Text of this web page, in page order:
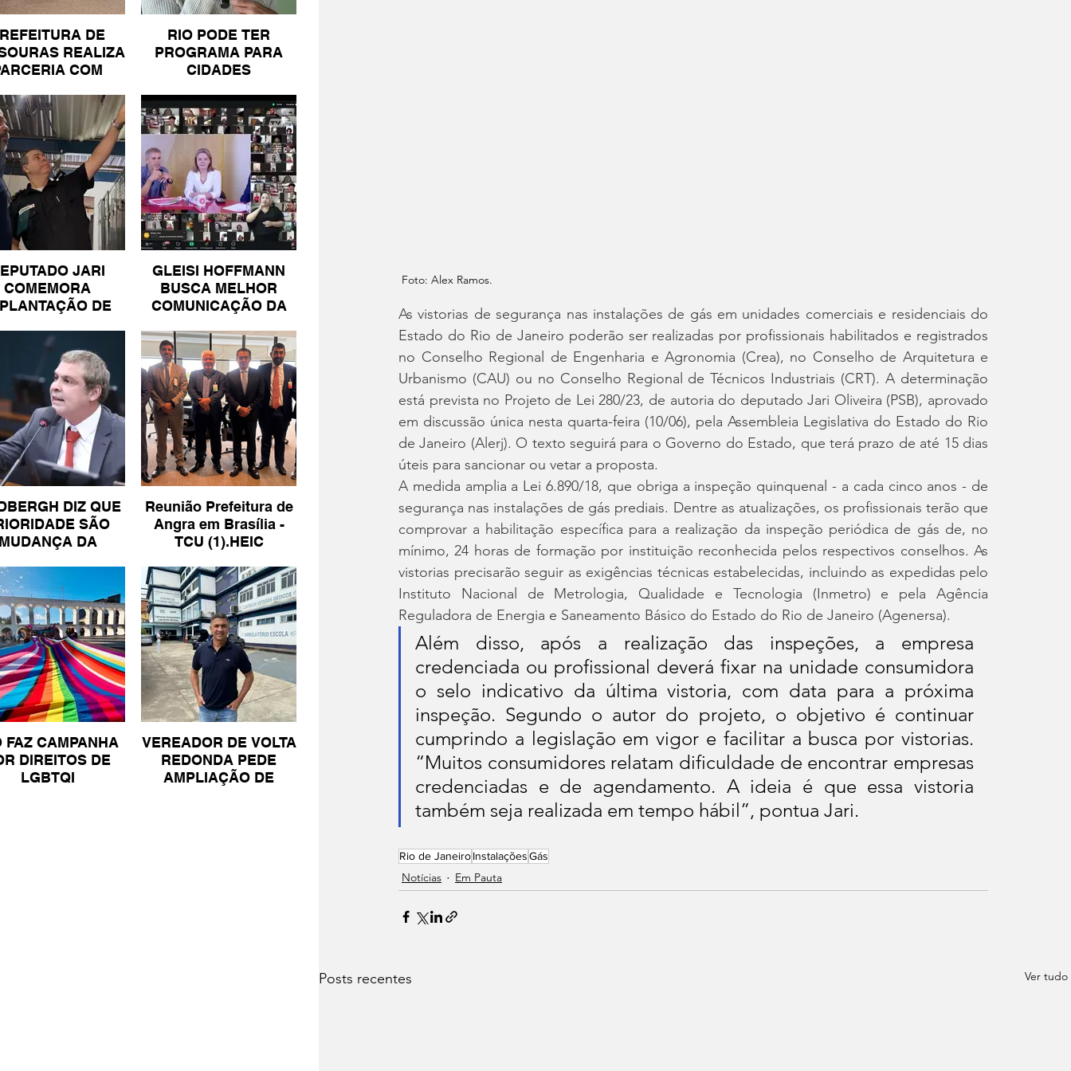
DE
REALIZA
COM
RIO PODE TER
PROGRAMA PARA
CIDADES
JARI
COMEMORA
DE
GLEISI HOFFMANN
BUSCA MELHOR
COMUNICAÇÃO DA
DIZ QUE
SÃO
DA
DE IR
Reunião Prefeitura de
Angra em Brasília -
TCU (1).HEIC
FAZ CAMPANHA
DIREITOS DE
LGBTQI
VEREADOR DE VOLTA
REDONDA PEDE
AMPLIAÇÃO DE
Foto: Alex Ramos.
As vistorias de segurança nas instalações de gás em unidades comerciais e residenciais do
Estado do Rio de Janeiro poderão ser realizadas por profissionais habilitados e registrados
no Conselho Regional de Engenharia e Agronomia (Crea), no Conselho de Arquitetura e
Urbanismo (CAU) ou no Conselho Regional de Técnicos Industriais (CRT). A determinação
está prevista no Projeto de Lei 280/23, de autoria do deputado Jari Oliveira (PSB), aprovado
em discussão única nesta quarta-feira (10/06), pela Assembleia Legislativa do Estado do Rio
de Janeiro (Alerj). O texto seguirá para o Governo do Estado, que terá prazo de até 15 dias
úteis para sancionar ou vetar a proposta.
A medida amplia a Lei 6.890/18, que obriga a inspeção quinquenal - a cada cinco anos - de
segurança nas instalações de gás prediais. Dentre as atualizações, os profissionais terão que
comprovar a habilitação específica para a realização da inspeção periódica de gás de, no
mínimo, 24 horas de formação por instituição reconhecida pelos respectivos conselhos. As
vistorias precisarão seguir as exigências técnicas estabelecidas, incluindo as expedidas pelo
Instituto Nacional de Metrologia, Qualidade e Tecnologia (Inmetro) e pela Agência
Reguladora de Energia e Saneamento Básico do Estado do Rio de Janeiro (Agenersa).
Além disso, após a realização das inspeções, a empresa
credenciada ou profissional deverá fixar na unidade consumidora
o selo indicativo da última vistoria, com data para a próxima
inspeção. Segundo o autor do projeto, o objetivo é continuar
cumprindo a legislação em vigor e facilitar a busca por vistorias.
“Muitos consumidores relatam dificuldade de encontrar empresas
credenciadas e de agendamento. A ideia é que essa vistoria
também seja realizada em tempo hábil”, pontua Jari.
Rio de JaneiroInstalaçõesGás
Notícias Em Pauta
Posts recentes Ver tudo